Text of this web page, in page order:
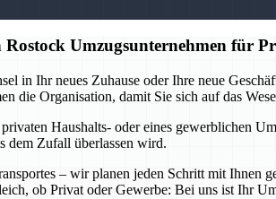
Umzugsunternehmen für
in Ihr neues Zuhause oder Ihre neue
die Organisation, damit Sie sich auf das
Haushalts- oder eines gewerblichen
dem Zufall überlassen wird.
– wir planen jeden Schritt mit
ob Privat oder Gewerbe: Bei uns ist Ihr